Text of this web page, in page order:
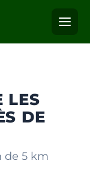
LES
DE
de 5 km